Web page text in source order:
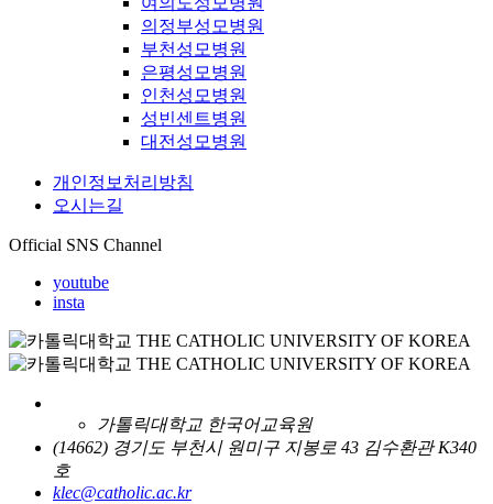
의정부성모병원
부천성모병원
은평성모병원
인천성모병원
성빈센트병원
대전성모병원
개인정보처리방침
오시는길
Official SNS Channel
youtube
insta
가톨릭대학교 한국어교육원
(14662) 경기도 부천시 원미구 지봉로 43 김수환관 K340
호
klec@catholic.ac.kr